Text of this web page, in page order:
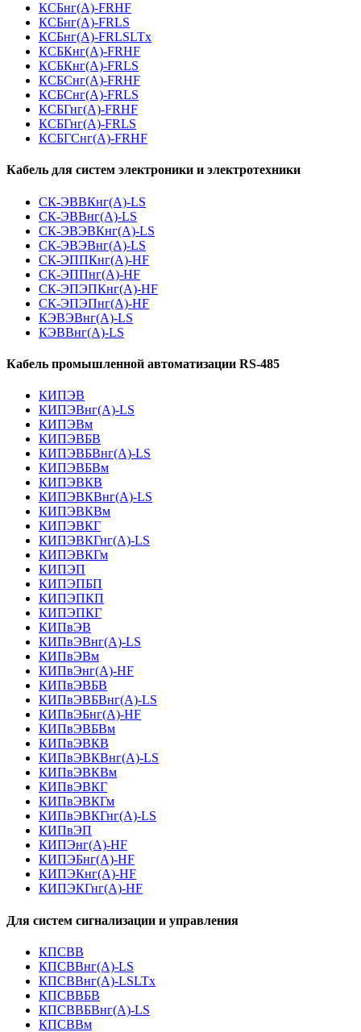
КСБнг(А)-FRHF
КСБнг(А)-FRLS
КСБнг(А)-FRLSLTx
КСБКнг(А)-FRHF
КСБКнг(А)-FRLS
КСБСнг(А)-FRHF
КСБСнг(А)-FRLS
КСБГнг(А)-FRHF
КСБГнг(А)-FRLS
КСБГСнг(А)-FRHF
Кабель для систем электроники и электротехники
СК-ЭВВКнг(А)-LS
СК-ЭВВнг(А)-LS
СК-ЭВЭВКнг(А)-LS
СК-ЭВЭВнг(А)-LS
СК-ЭППКнг(А)-HF
СК-ЭППнг(А)-HF
СК-ЭПЭПКнг(А)-HF
СК-ЭПЭПнг(А)-HF
КЭВЭВнг(А)-LS
КЭВВнг(А)-LS
Кабель промышленной автоматизации RS-485
КИПЭВ
КИПЭВнг(А)-LS
КИПЭВм
КИПЭВБВ
КИПЭВБВнг(А)-LS
КИПЭВБВм
КИПЭВКВ
КИПЭВКВнг(А)-LS
КИПЭВКВм
КИПЭВКГ
КИПЭВКГнг(А)-LS
КИПЭВКГм
КИПЭП
КИПЭПБП
КИПЭПКП
КИПЭПКГ
КИПвЭВ
КИПвЭВнг(А)-LS
КИПвЭВм
КИПвЭнг(А)-HF
КИПвЭВБВ
КИПвЭВБВнг(А)-LS
КИПвЭБнг(А)-HF
КИПвЭВБВм
КИПвЭВКВ
КИПвЭВКВнг(А)-LS
КИПвЭВКВм
КИПвЭВКГ
КИПвЭВКГм
КИПвЭВКГнг(А)-LS
КИПвЭП
КИПЭнг(А)-HF
КИПЭБнг(А)-HF
КИПЭКнг(А)-HF
КИПЭКГнг(А)-HF
Для систем сигнализации и управления
КПСВВ
КПСВВнг(А)-LS
КПСВВнг(А)-LSLTx
КПСВВБВ
КПСВВБВнг(А)-LS
КПСВВм